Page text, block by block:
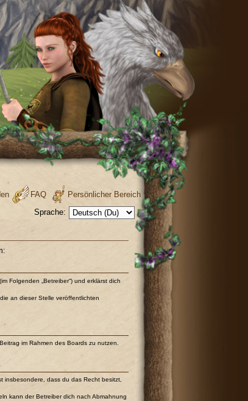
Persönlicher Bereich
FAQ
Sprache:
Folgenden „Betreiber“) und erklärst dich
an dieser Stelle veröffentlichten
im Rahmen des Boards zu nutzen.
insbesondere, dass du das Recht besitzt,
kann der Betreiber dich nach Abmahnung